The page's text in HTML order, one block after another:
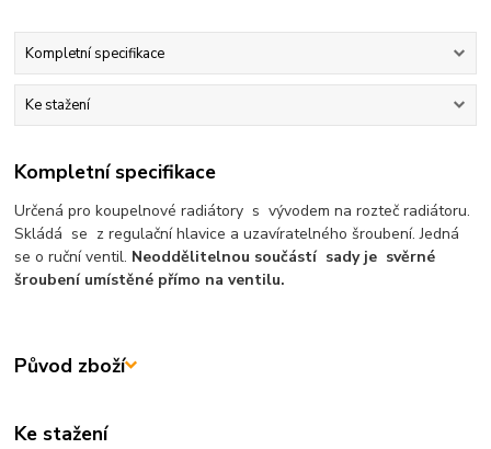
Kompletní specifikace
Ke stažení
Kompletní specifikace
Určená pro koupelnové radiátory s vývodem na rozteč radiátoru.
Skládá se z regulační hlavice a uzavíratelného šroubení. Jedná
se o ruční ventil. Neoddělitelnou součástí sady je svěrné
šroubení umístěné přímo na ventilu.
Původ zboží
Ke stažení